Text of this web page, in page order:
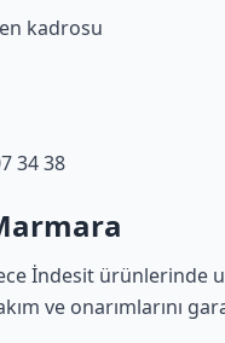
kadrosu
34 38
İndesit ürünlerinde
ve onarımlarını